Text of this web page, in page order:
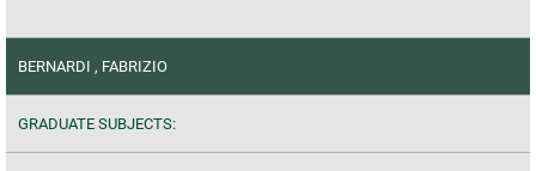
BERNARDI , FABRIZIO
GRADUATE SUBJECTS: